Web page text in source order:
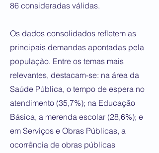
86 consideradas válidas.
Os dados consolidados refletem as
principais demandas apontadas pela
população. Entre os temas mais
relevantes, destacam-se: na área da
Saúde Pública, o tempo de espera no
atendimento (35,7%); na Educação
Básica, a merenda escolar (28,6%); e
em Serviços e Obras Públicas, a
ocorrência de obras públicas